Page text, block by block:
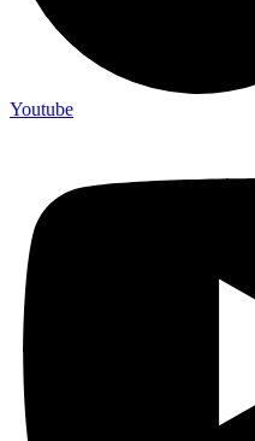
Youtube